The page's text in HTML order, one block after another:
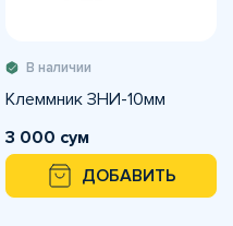
В наличии
Клеммник ЗНИ-10мм
3 000 сум
ДОБАВИТЬ